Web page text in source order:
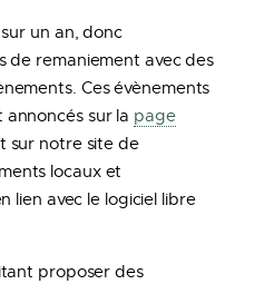
un an, donc
de remaniement avec des
Ces évènements
sur la page
sur notre site de
locaux et
lien avec le logiciel libre
proposer des